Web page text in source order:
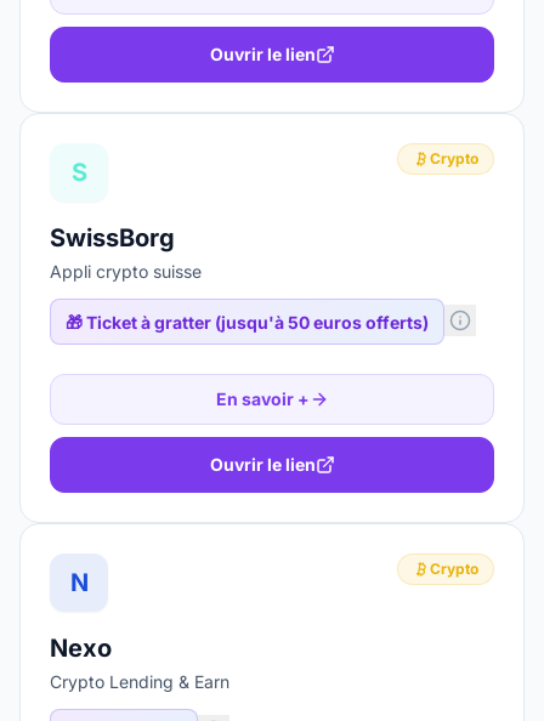
Ouvrir le lien
S Crypto
SwissBorg
Appli crypto suisse
🎁Ticket à gratter (jusqu'à 50 euros offerts)
En savoir +
Ouvrir le lien
N Crypto
Nexo
Crypto Lending & Earn